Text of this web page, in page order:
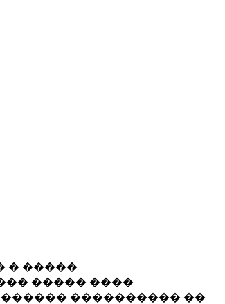
� �����
����� ����
���������� ��